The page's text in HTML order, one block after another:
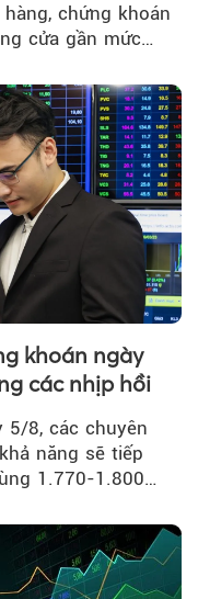
chứng khoán
cửa gần mức
khoán ngày
các nhịp hồi
5/8, các chuyên
năng sẽ tiếp
1.770-1.800